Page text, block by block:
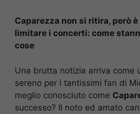
Caparezza non si ritira, però
limitare i concerti: come
cose
Una brutta notizia arriva come
sereno per i tantissimi fan di
meglio conosciuto come
successo? Il noto ed amato